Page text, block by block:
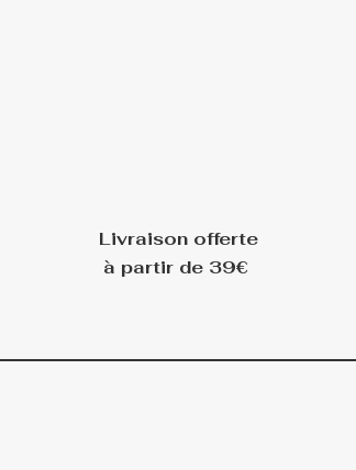
Livraison offerte
à partir de 39€